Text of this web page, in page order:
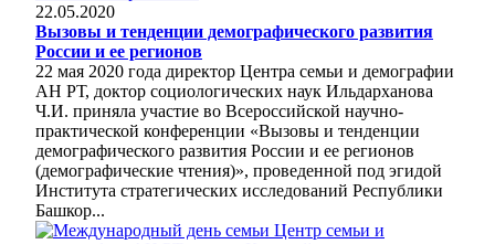
22.05.2020
Вызовы и тенденции демографического развития
России и ее регионов
22 мая 2020 года директор Центра семьи и демографии
АН РТ, доктор социологических наук Ильдарханова
Ч.И. приняла участие во Всероссийской научно-
практической конференции «Вызовы и тенденции
демографического развития России и ее регионов
(демографические чтения)», проведенной под эгидой
Института стратегических исследований Республики
Башкор...